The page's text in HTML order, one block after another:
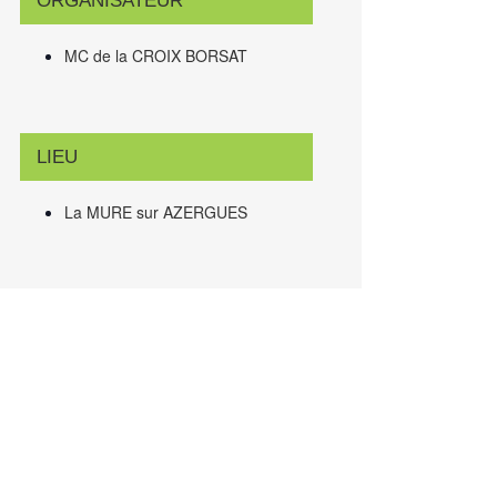
MC de la CROIX BORSAT
LIEU
La MURE sur AZERGUES